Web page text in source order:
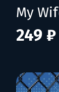
249 ₽